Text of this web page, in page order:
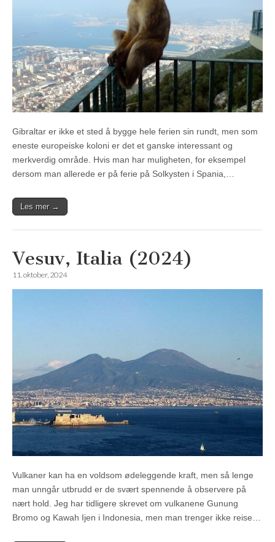
Gibraltar er ikke et sted å bygge hele ferien sin rundt, men som
eneste europeiske koloni er det et ganske interessant og
merkverdig område. Hvis man har muligheten, for eksempel
dersom man allerede er på ferie på Solkysten i Spania,…
Les mer →
Vesuv, Italia (2024)
11. oktober, 2024
Vulkaner kan ha en voldsom ødeleggende kraft, men så lenge
man unngår utbrudd er de svært spennende å observere på
nært hold. Jeg har tidligere skrevet om vulkanene Gunung
Bromo og Kawah Ijen i Indonesia, men man trenger ikke reise…